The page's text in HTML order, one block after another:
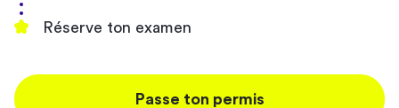
Réserve ton examen
Passe ton permis